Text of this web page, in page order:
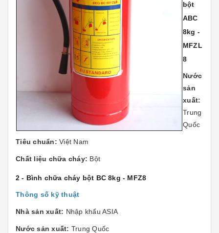
bột
ABC
8kg -
MFZL
8
Nước
sản
xuất:
Trung
Quốc
Tiêu chuẩn: Việt Nam
Chất liệu chữa cháy: Bột
2 - Bình chữa cháy bột BC 8kg - MFZ8
Thông số kỹ thuật
Nhà sản xuất: Nhập khẩu ASIA
Nước sản xuất: Trung Quốc